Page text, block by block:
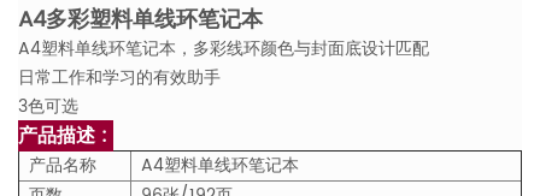
A4多彩塑料单线环笔记本
A4塑料单线环笔记本，多彩线环颜色与封面底设计匹配
日常工作和学习的有效助手
3色可选
产品描述 :
产品名称
A4塑料单线环笔记本